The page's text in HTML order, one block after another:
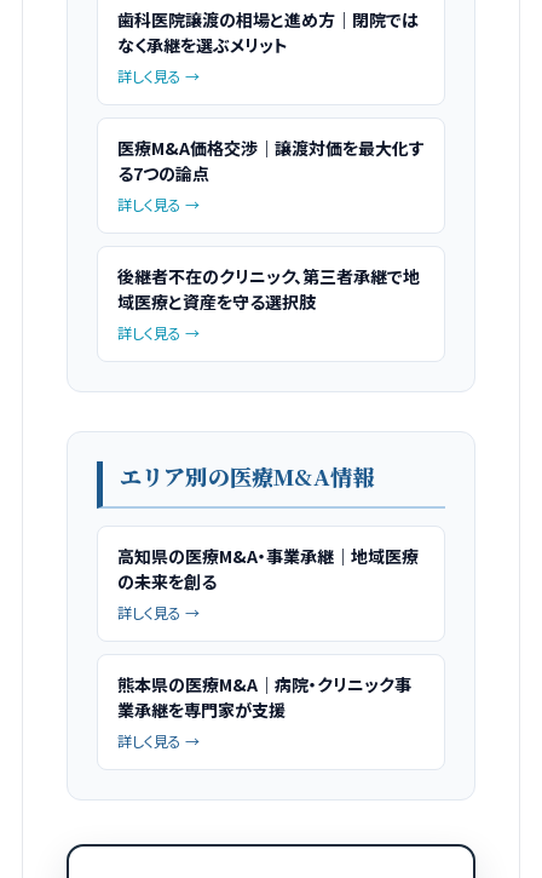
歯科医院譲渡の相場と進め方｜閉院では
なく承継を選ぶメリット
詳しく見る →
医療M&A価格交渉｜譲渡対価を最大化す
る7つの論点
詳しく見る →
後継者不在のクリニック、第三者承継で地
域医療と資産を守る選択肢
詳しく見る →
エリア別の医療M&A情報
高知県の医療M&A・事業承継｜地域医療
の未来を創る
詳しく見る →
熊本県の医療M&A｜病院・クリニック事
業承継を専門家が支援
詳しく見る →